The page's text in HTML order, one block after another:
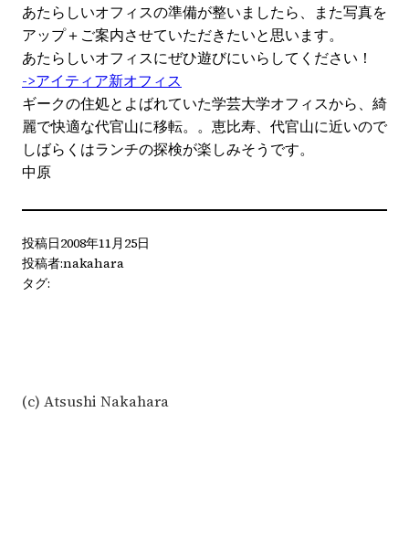
あたらしいオフィスの準備が整いましたら、また写真を
アップ＋ご案内させていただきたいと思います。
あたらしいオフィスにぜひ遊びにいらしてください！
->アイティア新オフィス
ギークの住処とよばれていた学芸大学オフィスから、綺
麗で快適な代官山に移転。。恵比寿、代官山に近いので
しばらくはランチの探検が楽しみそうです。
中原
投稿日2008年11月25日
投稿者:nakahara
タグ:
(c) Atsushi Nakahara